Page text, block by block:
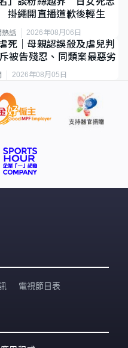
掛繩開直播道歉後輕生
熱話 2026年08月06日
死｜母親認誤殺及虐兒判
被告殘忍、同類案最惡劣
2026年08月05日
電視節目表